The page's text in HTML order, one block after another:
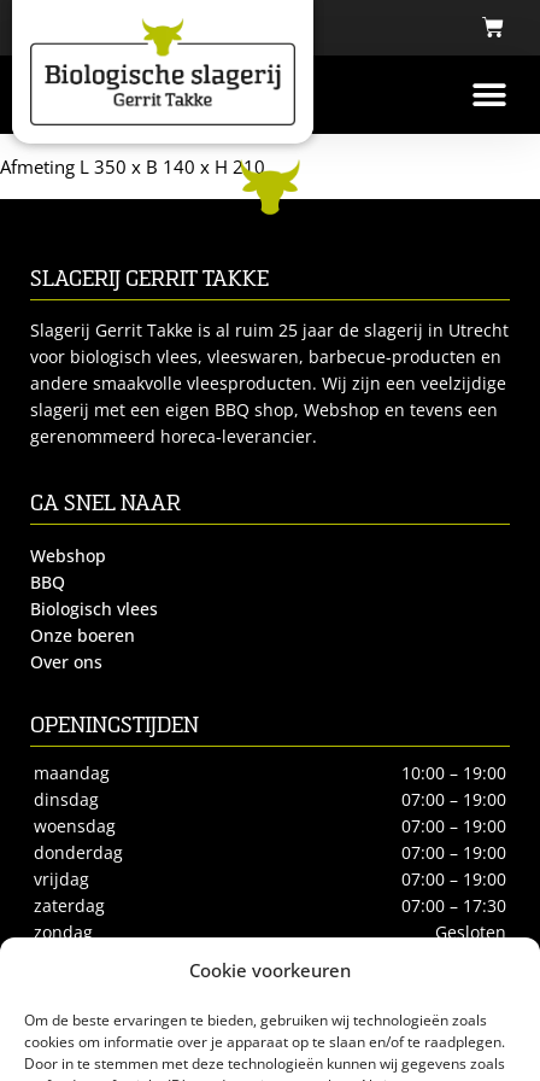
Cookie voorkeuren
Om de beste ervaringen te bieden, gebruiken wij technologieën zoals
cookies om informatie over je apparaat op te slaan en/of te raadplegen.
Door in te stemmen met deze technologieën kunnen wij gegevens zoals
Afmeting L 350 x B 140 x H 210
SLAGERIJ GERRIT TAKKE
Slagerij Gerrit Takke is al ruim 25 jaar de slagerij in Utrecht
voor biologisch vlees, vleeswaren, barbecue-producten en
andere smaakvolle vleesproducten. Wij zijn een veelzijdige
slagerij met een eigen BBQ shop, Webshop en tevens een
gerenommeerd horeca-leverancier.
GA SNEL NAAR
Webshop
BBQ
Biologisch vlees
Onze boeren
Over ons
OPENINGSTIJDEN
maandag
10:00 – 19:00
dinsdag
07:00 – 19:00
woensdag
07:00 – 19:00
donderdag
07:00 – 19:00
vrijdag
07:00 – 19:00
zaterdag
07:00 – 17:30
zondag
Gesloten
Biltstraat 66
3572BE Utrecht